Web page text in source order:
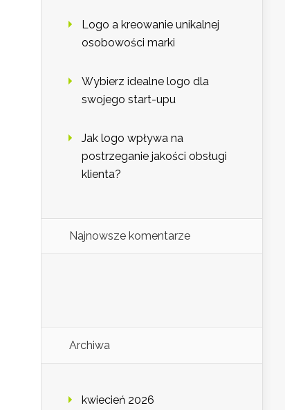
Logo a kreowanie unikalnej
osobowości marki
Wybierz idealne logo dla
swojego start-upu
Jak logo wpływa na
postrzeganie jakości obsługi
klienta?
Najnowsze komentarze
Archiwa
kwiecień 2026